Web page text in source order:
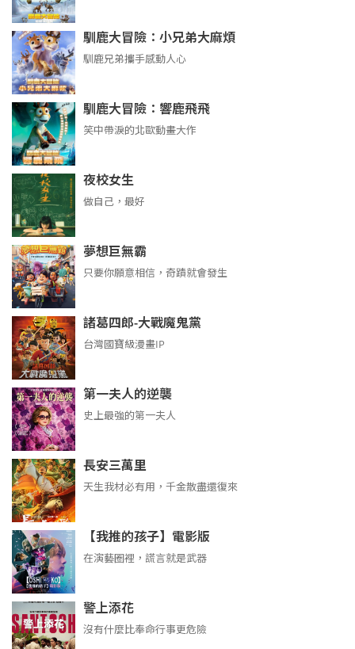
馴鹿大冒險：小兄弟大麻煩
馴鹿兄弟攜手感動人心
馴鹿大冒險：響鹿飛飛
笑中帶淚的北歐動畫大作
夜校女生
做自己，最好
夢想巨無霸
只要你願意相信，奇蹟就會發生
諸葛四郎-大戰魔鬼黨
台灣國寶級漫畫IP
第一夫人的逆襲
史上最強的第一夫人
長安三萬里
天生我材必有用，千金散盡還復來
【我推的孩子】電影版
在演藝圈裡，謊言就是武器
警上添花
沒有什麼比奉命行事更危險